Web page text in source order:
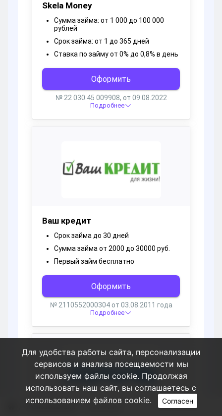
Пользователи DavidVaM
Для удобства работы сайта, персонализации
сервисов и анализа посещаемости мы
используем файлы cookie. Продолжая
использовать наш сайт, вы соглашаетесь с
использованием файлов cookie.
Согласен